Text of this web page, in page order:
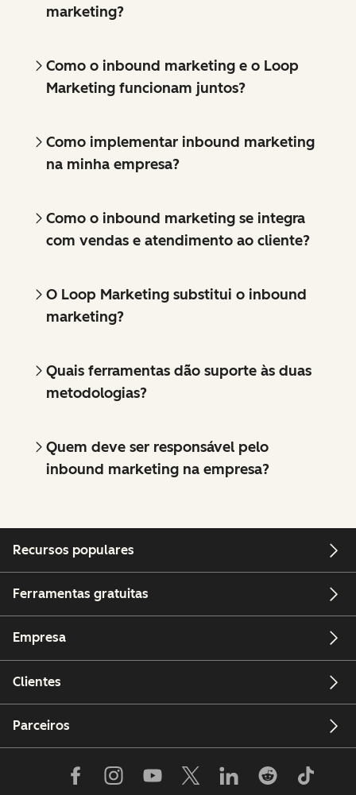
marketing?
Como o inbound marketing e o Loop
Marketing funcionam juntos?
Como implementar inbound marketing
na minha empresa?
Como o inbound marketing se integra
com vendas e atendimento ao cliente?
O Loop Marketing substitui o inbound
marketing?
Quais ferramentas dão suporte às duas
metodologias?
Quem deve ser responsável pelo
inbound marketing na empresa?
Recursos populares
Ferramentas gratuitas
Empresa
Clientes
Parceiros